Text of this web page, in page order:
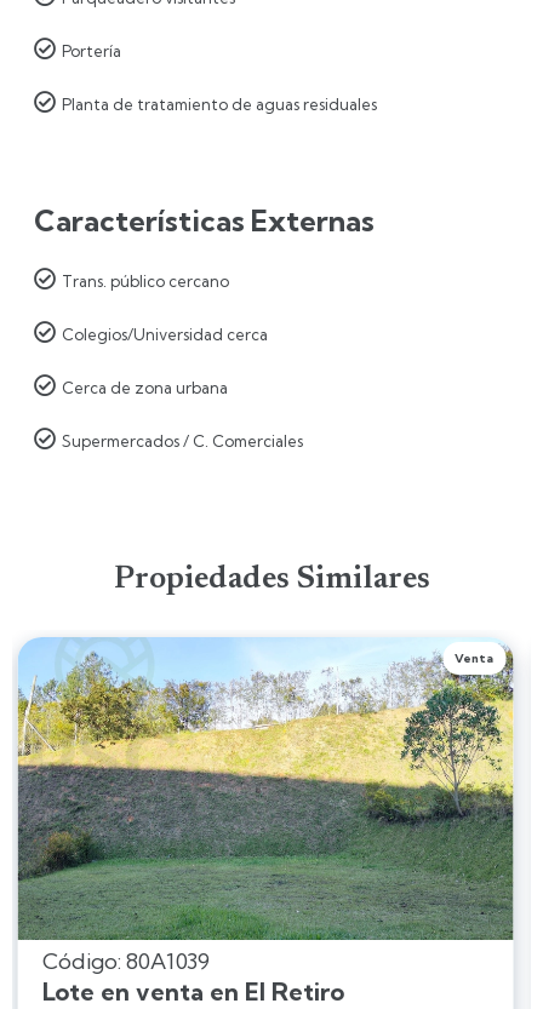
 Portería
 Planta de tratamiento de aguas residuales
Características Externas
 Trans. público cercano
 Colegios/Universidad cerca
 Cerca de zona urbana
 Supermercados / C. Comerciales
Propiedades Similares
Venta
Código: 80A1039
Lote en venta en El Retiro